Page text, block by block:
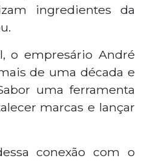
ingredientes da
o empresário André
de uma década e
uma ferramenta
marcas e lançar
conexão com o